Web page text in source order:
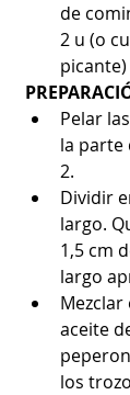
de
2 u (o
Pelar
la parte
2.
Dividir
largo.
1,5 cm
largo
Mezclar
aceite
los